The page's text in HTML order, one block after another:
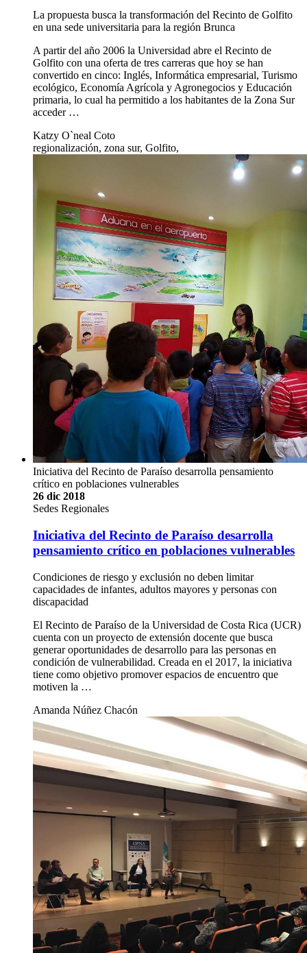
La propuesta busca la transformación del Recinto de Golfito
en una sede universitaria para la región Brunca
A partir del año 2006 la Universidad abre el Recinto de
Golfito con una oferta de tres carreras que hoy se han
convertido en cinco: Inglés, Informática empresarial, Turismo
ecológico, Economía Agrícola y Agronegocios y Educación
primaria, lo cual ha permitido a los habitantes de la Zona Sur
acceder …
Katzy O`neal Coto
regionalización, zona sur, Golfito,
Iniciativa del Recinto de Paraíso desarrolla pensamiento
crítico en poblaciones vulnerables
26 dic 2018
Sedes Regionales
Iniciativa del Recinto de Paraíso desarrolla
pensamiento crítico en poblaciones vulnerables
Condiciones de riesgo y exclusión no deben limitar
capacidades de infantes, adultos mayores y personas con
discapacidad
El Recinto de Paraíso de la Universidad de Costa Rica (UCR)
cuenta con un proyecto de extensión docente que busca
generar oportunidades de desarrollo para las personas en
condición de vulnerabilidad. Creada en el 2017, la iniciativa
tiene como objetivo promover espacios de encuentro que
motiven la …
Amanda Núñez Chacón